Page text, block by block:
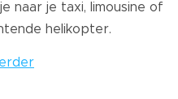
naar je taxi, limousine of
helikopter.